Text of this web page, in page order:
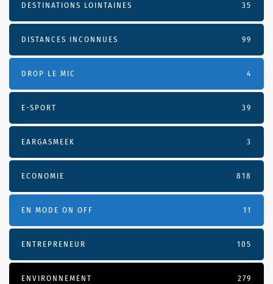
DESTINATIONS LOINTAINES 35
DISTANCES INCONNUES 99
DROP LE MIC 4
E-SPORT 39
EARGASMEEK 3
ECONOMIE 818
EN MODE ON OFF 11
ENTREPRENEUR 105
ENVIRONNEMENT 279